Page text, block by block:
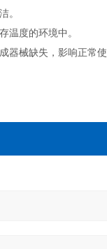
。
温度的环境中。
器械缺失，影响正常